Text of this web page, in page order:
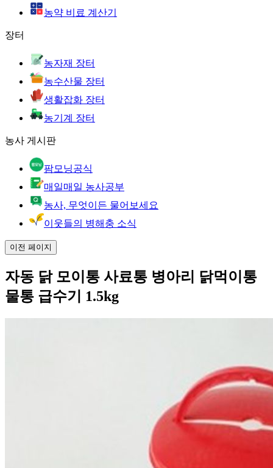
농약 비료 계산기
장터
농자재 장터
농수산물 장터
생활잡화 장터
농기계 장터
농사 게시판
팜모닝공식
매일매일 농사공부
농사, 무엇이든 물어보세요
이웃들의 병해충 소식
이전 페이지
자동 닭 모이통 사료통 병아리 닭먹이통
물통 급수기 1.5kg